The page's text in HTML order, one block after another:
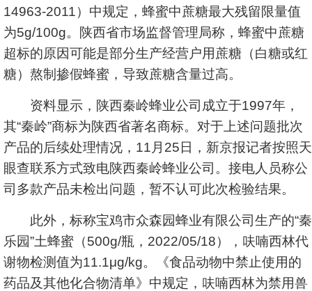
14963-2011）中规定，蜂蜜中蔗糖最大残留限量值
为5g/100g。陕西省市场监督管理局称，蜂蜜中蔗糖
超标的原因可能是部分生产经营户用蔗糖（白糖或红
糖）熬制掺假蜂蜜，导致蔗糖含量过高。
资料显示，陕西秦岭蜂业公司成立于1997年，
其“秦岭”商标为陕西省著名商标。对于上述问题批次
产品的后续处理情况，11月25日，新京报记者按照天
眼查联系方式致电陕西秦岭蜂业公司。接电人员称公
司多款产品未检出问题，暂不认可此次检验结果。
此外，标称宝鸡市众森园蜂业有限公司生产的“秦
乐园”土蜂蜜（500g/瓶，2022/05/18），呋喃西林代
谢物检测值为11.1μg/kg。《食品动物中禁止使用的
药品及其他化合物清单》中规定，呋喃西林为禁用兽